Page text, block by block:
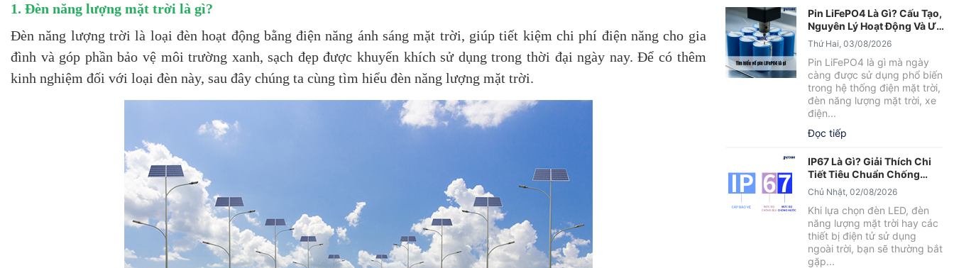
1. Đèn năng lượng mặt trời là gì?
Đèn năng lượng trời là loại đèn hoạt động bằng điện năng ánh sáng mặt trời, giúp tiết kiệm chi phí điện năng cho gia
đình và góp phần bảo vệ môi trường xanh, sạch đẹp được khuyến khích sử dụng trong thời đại ngày nay. Để có thêm
kinh nghiệm đối với loại đèn này, sau đây chúng ta cùng tìm hiểu đèn năng lượng mặt trời.
Pin LiFePO4 Là Gì? Cấu Tạo,
Nguyên Lý Hoạt Động Và Ưu
Điểm Nổi Bật
Thứ Hai, 03/08/2026
Pin LiFePO4 là gì mà ngày
càng được sử dụng phổ biến
trong hệ thống điện mặt trời,
đèn năng lượng mặt trời, xe
điện...
Đọc tiếp
IP67 Là Gì? Giải Thích Chi
Tiết Tiêu Chuẩn Chống
Nước IP67
Chủ Nhật, 02/08/2026
Khi lựa chọn đèn LED, đèn
năng lượng mặt trời hay các
thiết bị điện tử sử dụng
ngoài trời, bạn sẽ thường bắt
gặp...